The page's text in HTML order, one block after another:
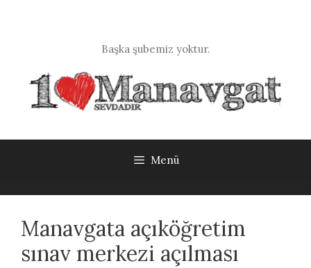
Başka şubemiz yoktur.
Menü
Manavgata açıköğretim
sınav merkezi açılması